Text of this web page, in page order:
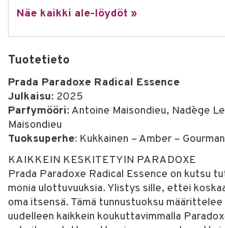
Näe kaikki ale-löydöt »
Tuotetieto
Prada Paradoxe Radical Essence
Julkaisu: 2025
Parfymööri: Antoine Maisondieu, Nadège
Maisondieu
Tuoksuperhe: Kukkainen – Amber –
KAIKKEIN KESKITETYIN PARADOXE
Prada Paradoxe Radical Essence on kutsu
monia ulottuvuuksia. Ylistys sille, ettei
oma itsensä. Tämä tunnustuoksu
uudelleen kaikkein koukuttavimmalla